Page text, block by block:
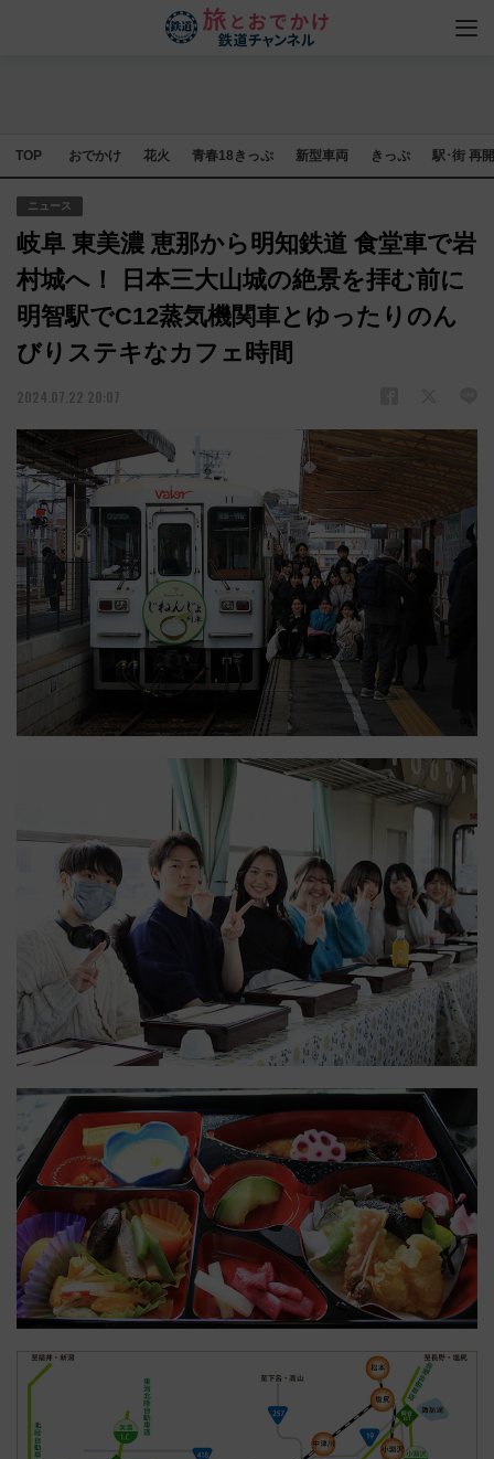
TOP おでかけ 花火 青春18きっぷ 新型車両 きっぷ 駅･街 再
ニュース
岐阜 東美濃 恵那から明知鉄道 食堂車で岩
村城へ！ 日本三大山城の絶景を拝む前に
明智駅でC12蒸気機関車とゆったりのん
びりステキなカフェ時間
2024.07.22 20:07